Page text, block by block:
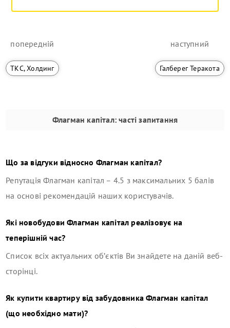
попередній
ТКС, Холдинг
наступний
Галберег Теракота
Флагман капітал: часті запитання
Що за відгуки відносно Флагман капітал?
РепутаціяФлагман капітал – 4.5 з максимальних 5 балів
на основі рекомендацій наших користувачів.
Які новобудовиФлагман капітал реалізовує на
теперішній час?
Список всіх актуальних об’єктів Ви знайдете на даній веб-
сторінці.
Як купити квартиру від забудовникаФлагман капітал
(що необхідно мати)?